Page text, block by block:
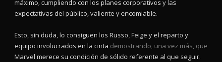
máximo, cumpliendo con los planes corporativos y las
expectativas del público, valiente y encomiable.
Esto, sin duda, lo consiguen los Russo, Feige y el reparto y
equipo involucrados en la cinta demostrando, una vez más, que
Marvel merece su condición de sólido referente al que seguir.